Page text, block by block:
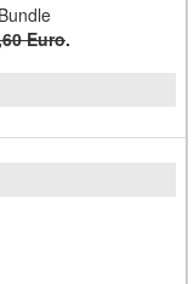
Euro.